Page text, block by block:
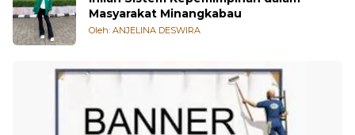
Masyarakat Minangkabau
Oleh: ANJELINA DESWIRA